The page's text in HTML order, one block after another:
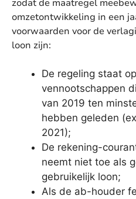
zodat de maatregel
omzetontwikkeling in een
voorwaarden voor de
loon zijn:
De regeling staat
vennootschappen
van 2019 ten
hebben geleden
2021);
De rekening-
neemt niet toe als
gebruikelijk loon;
Als de ab-houder